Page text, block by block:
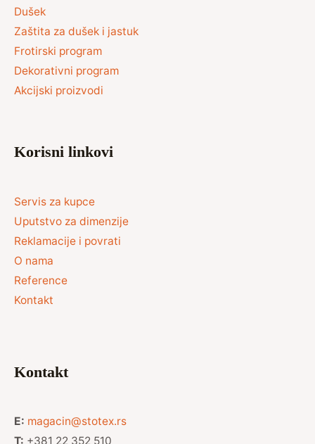
Dušek
Zaštita za dušek i jastuk
Frotirski program
Dekorativni program
Akcijski proizvodi
Korisni linkovi
Servis za kupce
Uputstvo za dimenzije
Reklamacije i povrati
O nama
Reference
Kontakt
Kontakt
E: magacin@stotex.rs
T: +381 22 352 510